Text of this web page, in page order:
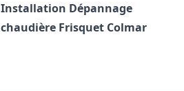
Installation Dépannage
chaudière Frisquet Colmar